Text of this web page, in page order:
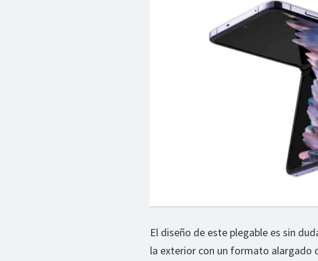
El diseño de este plegable es sin
la exterior con un formato alargado